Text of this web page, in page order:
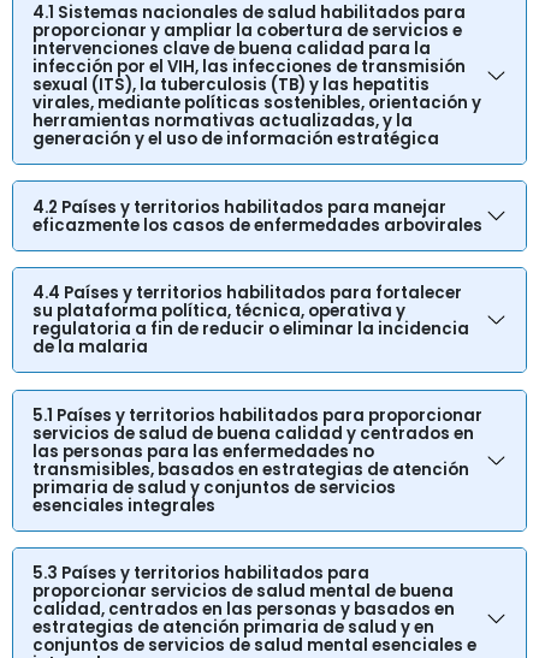
4.1 Sistemas nacionales de salud habilitados para
proporcionar y ampliar la cobertura de servicios e
intervenciones clave de buena calidad para la
infección por el VIH, las infecciones de transmisión
sexual (ITS), la tuberculosis (TB) y las hepatitis
virales, mediante políticas sostenibles, orientación y
herramientas normativas actualizadas, y la
generación y el uso de información estratégica
4.2 Países y territorios habilitados para manejar
eficazmente los casos de enfermedades arbovirales
4.4 Países y territorios habilitados para fortalecer
su plataforma política, técnica, operativa y
regulatoria a fin de reducir o eliminar la incidencia
de la malaria
5.1 Países y territorios habilitados para proporcionar
servicios de salud de buena calidad y centrados en
las personas para las enfermedades no
transmisibles, basados en estrategias de atención
primaria de salud y conjuntos de servicios
esenciales integrales
5.3 Países y territorios habilitados para
proporcionar servicios de salud mental de buena
calidad, centrados en las personas y basados en
estrategias de atención primaria de salud y en
conjuntos de servicios de salud mental esenciales e